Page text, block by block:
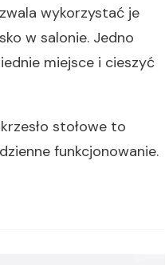
wykorzystać je
w salonie. Jedno
miejsce i cieszyć
stołowe to
funkcjonowanie.